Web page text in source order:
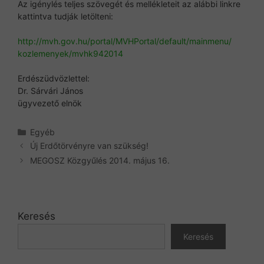
Az igénylés teljes szövegét és mellékleteit az alábbi linkre
kattintva tudják letölteni:
http://mvh.gov.hu/portal/MVHPortal/default/mainmenu/
kozlemenyek/mvhk942014
Erdészüdvözlettel:
Dr. Sárvári János
ügyvezető elnök
Kategória
Egyéb
Új Erdőtörvényre van szükség!
MEGOSZ Közgyűlés 2014. május 16.
Keresés
Keresés